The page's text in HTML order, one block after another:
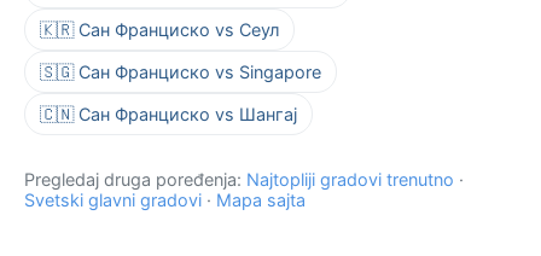
🇰🇷 Сан Франциско vs Сеул
🇸🇬 Сан Франциско vs Singapore
🇨🇳 Сан Франциско vs Шангај
Pregledaj druga poređenja: Najtopliji gradovi trenutno ·
Svetski glavni gradovi · Mapa sajta